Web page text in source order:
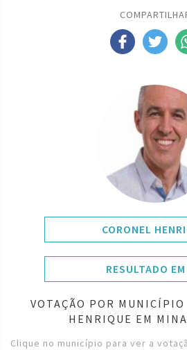
CORONEL
RESULTADO EM
VOTAÇÃO POR MUNICÍPIO
HENRIQUE EM
Clique no município para ver a